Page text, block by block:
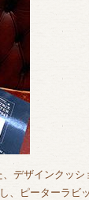
デザインクッシ
、ピーターラビ